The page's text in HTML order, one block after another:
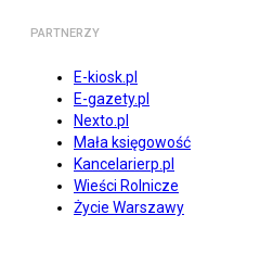
PARTNERZY
E-kiosk.pl
E-gazety.pl
Nexto.pl
Mała księgowość
Kancelarierp.pl
Wieści Rolnicze
Życie Warszawy